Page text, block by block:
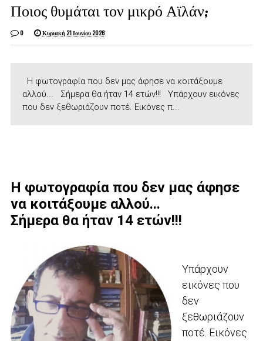
Ποιος θυμάται τον μικρό Αϊλάν;
0 Κυριακή 21 Ιουνίου 2026
Η φωτογραφία που δεν μας άφησε να κοιτάξουμε
αλλού... Σήμερα θα ήταν 14 ετών!!! Υπάρχουν εικόνες
που δεν ξεθωριάζουν ποτέ. Εικόνες π...
Η φωτογραφία που δεν μας άφησε
να κοιτάξουμε αλλού...
Σήμερα θα ήταν 14 ετών!!!
Υπάρχουν
εικόνες που
δεν
ξεθωριάζουν
ποτέ. Εικόνες